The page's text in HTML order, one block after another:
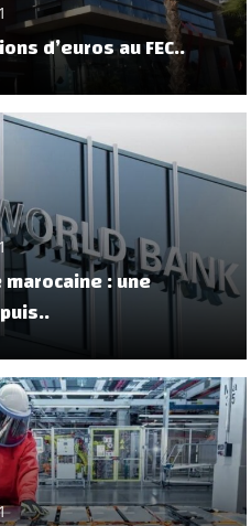
d’euros au FEC..
: une